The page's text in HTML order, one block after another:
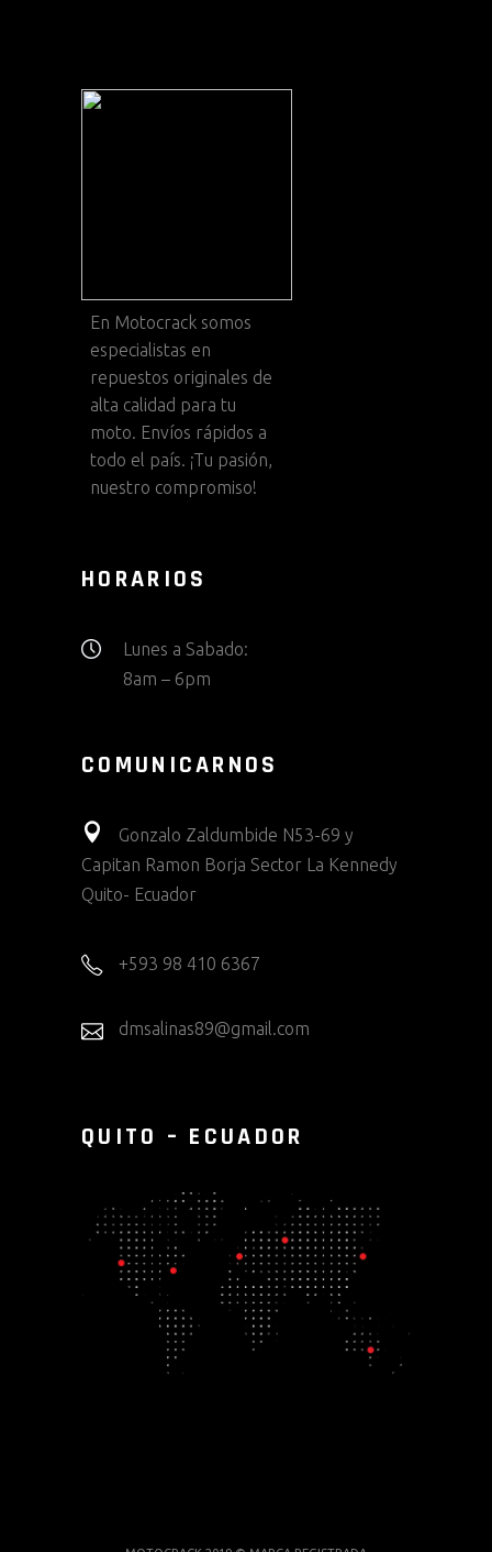
En Motocrack somos
especialistas en
repuestos originales de
alta calidad para tu
moto. Envíos rápidos a
todo el país. ¡Tu pasión,
nuestro compromiso!
HORARIOS
Lunes a Sabado:
8am – 6pm
COMUNICARNOS
Gonzalo Zaldumbide N53-69 y
Capitan Ramon Borja Sector La Kennedy
Quito- Ecuador
+593 98 410 6367
dmsalinas89@gmail.com
QUITO – ECUADOR